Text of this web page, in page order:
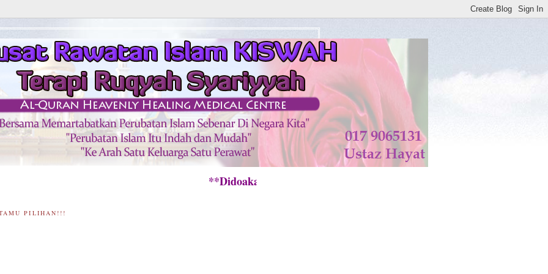
**Didoakan Semua Pesakit Yang Telah Menerima Rawatan di KISWAH
PILIHAN!!!